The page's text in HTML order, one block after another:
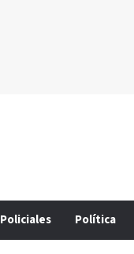
Policiales Política